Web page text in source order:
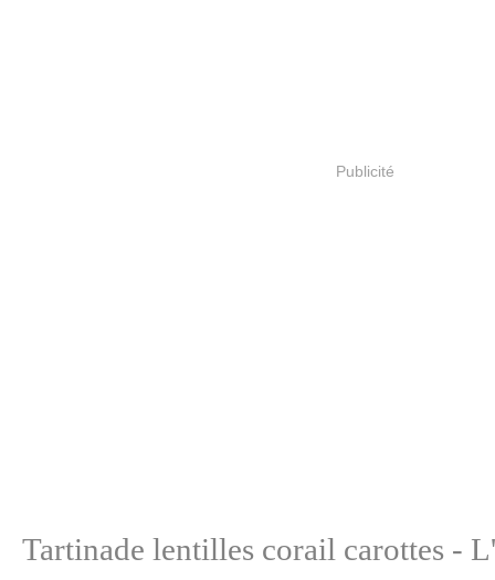
Publicité
Tartinade lentilles corail carottes -